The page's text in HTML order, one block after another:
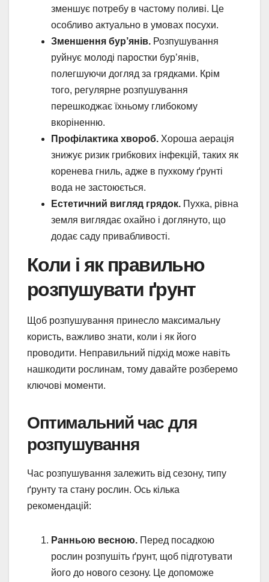
зменшує потребу в частому поливі. Це
особливо актуально в умовах посухи.
Зменшення бур’янів. Розпушування
руйнує молоді паростки бур’янів,
полегшуючи догляд за грядками. Крім
того, регулярне розпушування
перешкоджає їхньому глибокому
вкоріненню.
Профілактика хвороб. Хороша аерація
знижує ризик грибкових інфекцій, таких як
коренева гниль, адже в пухкому ґрунті
вода не застоюється.
Естетичний вигляд грядок. Пухка, рівна
земля виглядає охайно і доглянуто, що
додає саду привабливості.
Коли і як правильно
розпушувати ґрунт
Щоб розпушування принесло максимальну
користь, важливо знати, коли і як його
проводити. Неправильний підхід може навіть
нашкодити рослинам, тому давайте розберемо
ключові моменти.
Оптимальний час для
розпушування
Час розпушування залежить від сезону, типу
ґрунту та стану рослин. Ось кілька
рекомендацій:
Ранньою весною. Перед посадкою
рослин розпушіть ґрунт, щоб підготувати
його до нового сезону. Це допоможе